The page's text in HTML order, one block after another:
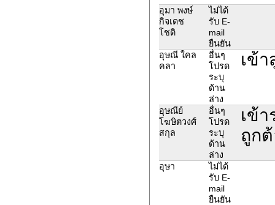
อุมา พงษ์
กิจเดช
โชติ
ไม่ได้
รับ E-
mail
ยืนยัน
อุษณี ใคล
คลา
อื่นๆ
โปรด
ระบุ
ด้าน
ล่าง
เข้
อุษณีย์
โฆษิตวงศ์
สกุล
อื่นๆ
โปรด
ระบุ
ด้าน
ล่าง
เข้
ถูก
อุษา
ไม่ได้
รับ E-
mail
ยืนยัน